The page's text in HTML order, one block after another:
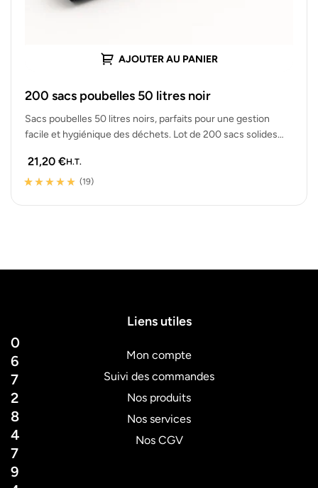
AJOUTER AU PANIER
200 sacs poubelles 50 litres noir
Sacs poubelles 50 litres noirs, parfaits pour une gestion
facile et hygiénique des déchets. Lot de 200 sacs solides
21,20 €H.T.
(19)
0
6
7
2
8
4
7
9
Liens utiles
Mon compte
Suivi des commandes
Nos produits
Nos services
Nos CGV